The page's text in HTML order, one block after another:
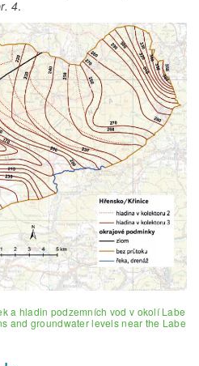
4.
a hladin podzemních vod v okolí Labe
and groundwater levels near the Labe